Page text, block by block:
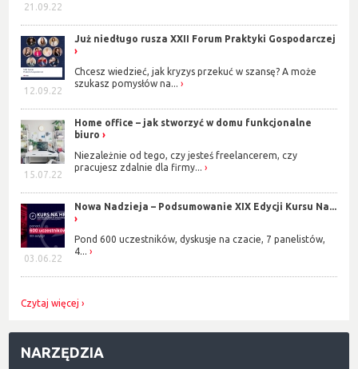
21.09.22
12.09.22
Już niedługo rusza XXII Forum Praktyki Gospodarczej
Chcesz wiedzieć, jak kryzys przekuć w szansę? A może
szukasz pomysłów na...
15.07.22
Home office – jak stworzyć w domu funkcjonalne
biuro
Niezależnie od tego, czy jesteś freelancerem, czy
pracujesz zdalnie dla firmy...
03.06.22
Nowa Nadzieja – Podsumowanie XIX Edycji Kursu Na...
Pond 600 uczestników, dyskusje na czacie, 7 panelistów,
4...
Czytaj więcej
NARZĘDZIA